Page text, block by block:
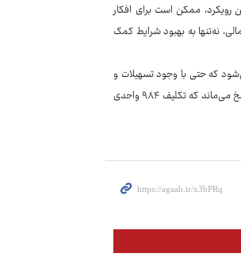
ممکن است برای افکار
نه‌تنها به بهبود شرایط کمک
که حتی با وجود تسهیلات و
مشوق‌ها، بسیاری از خانوارها توان بازگشت به وضعیت پیشین خود را نداشته باشند. بنابراین این پرسش همچنان بی‌پاسخ می‌ماند که تکلیف ۹۸۴ واحدی